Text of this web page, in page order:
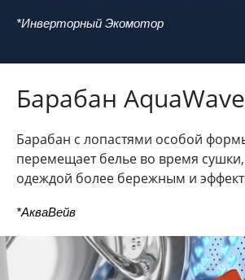
*Инверторный Экомотор
Барабан
Барабан с лопастями особой
перемещает белье во время сушки,
одеждой более бережным и
*АкваВейв